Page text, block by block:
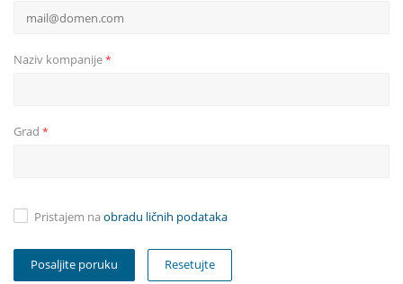
Naziv kompanije*
Grad *
Pristajem na obradu ličnih podataka
Resetujte